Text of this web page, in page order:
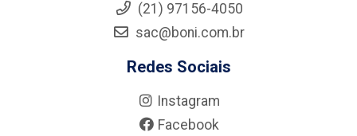
(21) 97156-4050
sac@boni.com.br
Redes Sociais
Instagram
Facebook